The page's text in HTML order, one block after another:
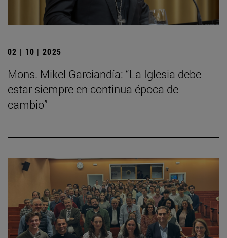
02 | 10 | 2025
Mons. Mikel Garciandía: “La Iglesia debe
estar siempre en continua época de
cambio”